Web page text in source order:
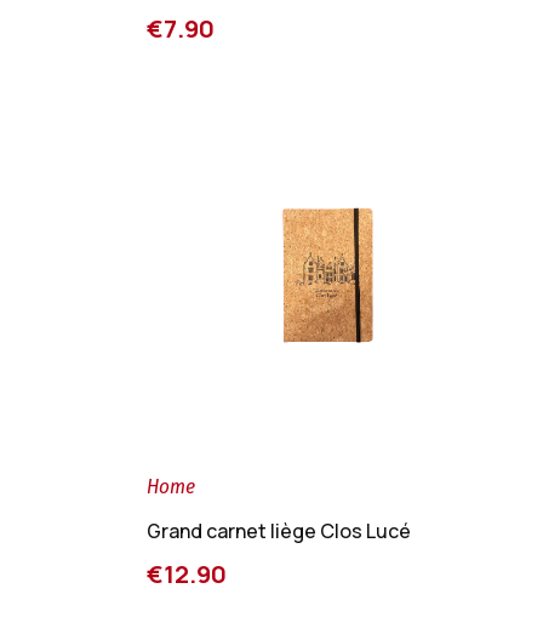
€7.90
Home
Grand carnet liège Clos Lucé
€12.90